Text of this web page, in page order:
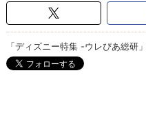
「ディズニー特集 -ウレぴあ総研